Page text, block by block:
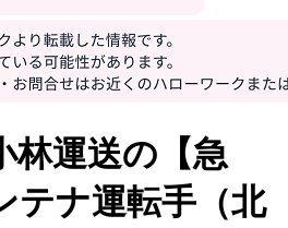
運送の【急
テナ運転手（北